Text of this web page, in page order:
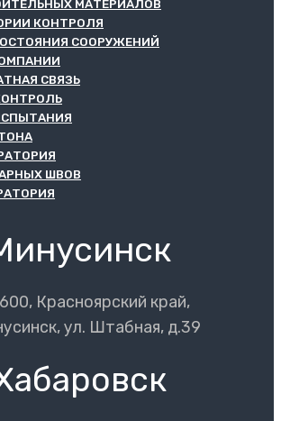
МАТЕРИАЛОВ
КОНТРОЛЯ
СООРУЖЕНИЙ
СВЯЗЬ
ШВОВ
Красноярский край,
ул. Штабная, д.39